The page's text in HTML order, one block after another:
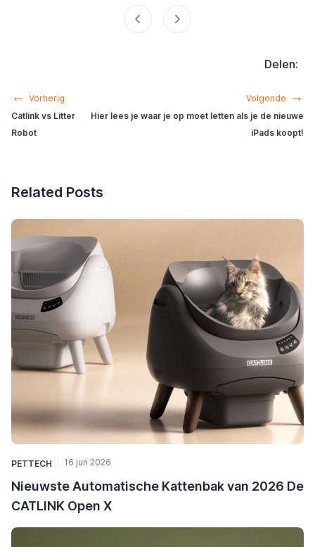
Delen:
← Vorherig
Catlink vs Litter
Robot
Volgende →
Hier lees je waar je op moet letten als je de nieuwe
iPads koopt!
Related Posts
PETTECH 16 jun 2026
Nieuwste Automatische Kattenbak van 2026 De
CATLINK Open X